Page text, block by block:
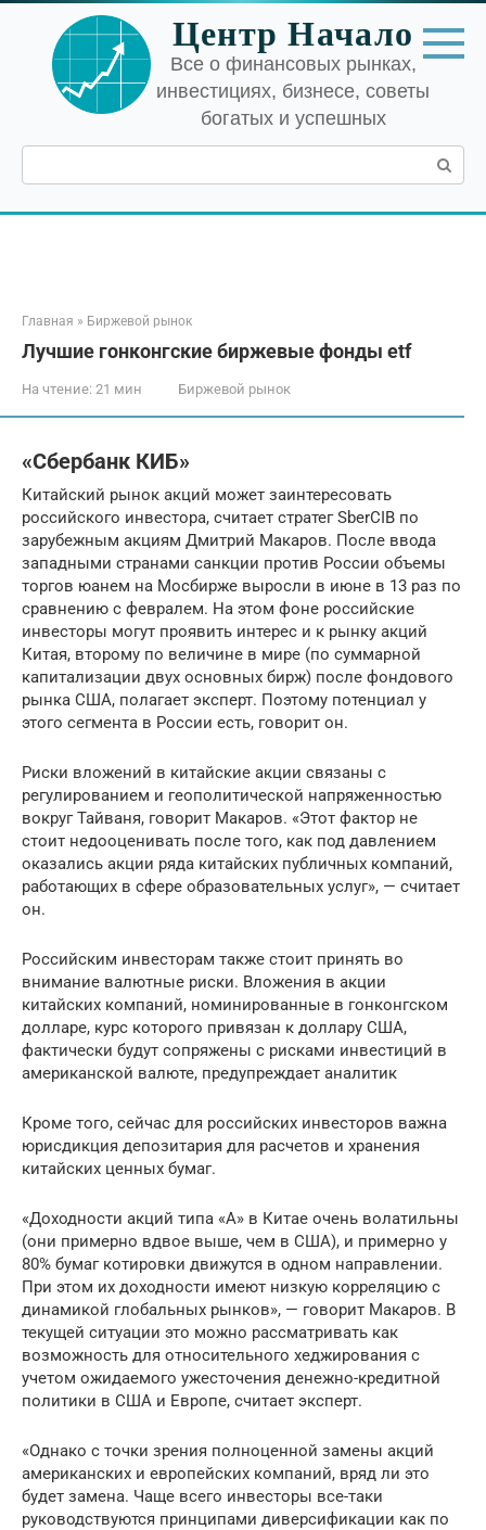
Перейти
контенту
Центр Начало
Все о финансовых рынках,
инвестициях, бизнесе, советы
богатых и успешных
Поиск:
Главная » Биржевой рынок
Лучшие гонконгские биржевые фонды etf
На чтение: 21 мин Биржевой рынок
«Сбербанк КИБ»
Китайский рынок акций может заинтересовать
российского инвестора, считает стратег SberCIB по
зарубежным акциям Дмитрий Макаров. После ввода
западными странами санкции против России объемы
торгов юанем на Мосбирже выросли в июне в 13 раз по
сравнению с февралем. На этом фоне российские
инвесторы могут проявить интерес и к рынку акций
Китая, второму по величине в мире (по суммарной
капитализации двух основных бирж) после фондового
рынка США, полагает эксперт. Поэтому потенциал у
этого сегмента в России есть, говорит он.
Риски вложений в китайские акции связаны с
регулированием и геополитической напряженностью
вокруг Тайваня, говорит Макаров. «Этот фактор не
стоит недооценивать после того, как под давлением
оказались акции ряда китайских публичных компаний,
работающих в сфере образовательных услуг», — считает
он.
Российским инвесторам также стоит принять во
внимание валютные риски. Вложения в акции
китайских компаний, номинированные в гонконгском
долларе, курс которого привязан к доллару США,
фактически будут сопряжены с рисками инвестиций в
американской валюте, предупреждает аналитик
Кроме того, сейчас для российских инвесторов важна
юрисдикция депозитария для расчетов и хранения
китайских ценных бумаг.
«Доходности акций типа «A» в Китае очень волатильны
(они примерно вдвое выше, чем в США), и примерно у
80% бумаг котировки движутся в одном направлении.
При этом их доходности имеют низкую корреляцию с
динамикой глобальных рынков», — говорит Макаров. В
текущей ситуации это можно рассматривать как
возможность для относительного хеджирования с
учетом ожидаемого ужесточения денежно-кредитной
политики в США и Европе, считает эксперт.
«Однако с точки зрения полноценной замены акций
американских и европейских компаний, вряд ли это
будет замена. Чаще всего инвесторы все-таки
руководствуются принципами диверсификации как по